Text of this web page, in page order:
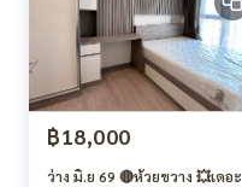
฿18,000
ว่าง มิ.ย 69 🔴ห้วยขวาง 💥เดอะ